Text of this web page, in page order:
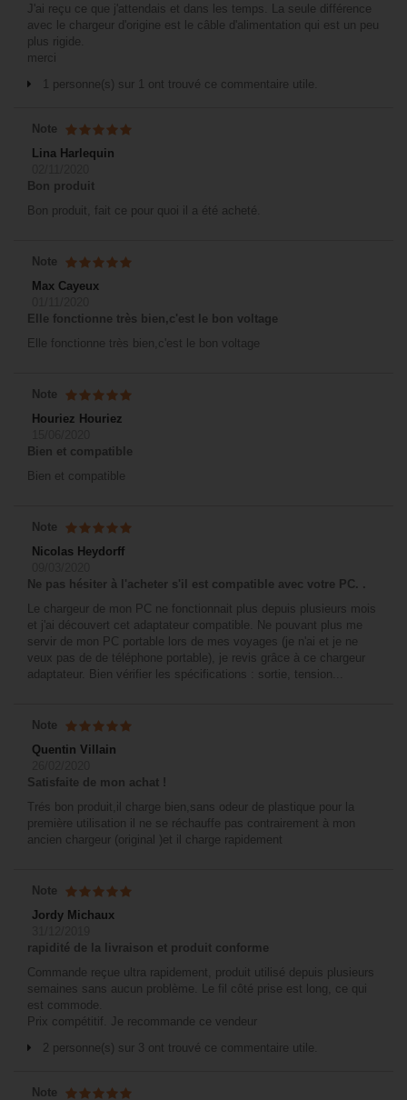
J'ai reçu ce que j'attendais et dans les temps. La seule différence
avec le chargeur d'origine est le câble d'alimentation qui est un peu
plus rigide.
merci
1 personne(s) sur 1 ont trouvé ce commentaire utile.
Note
Lina Harlequin
Bon produit
Bon produit, fait ce pour quoi il a été acheté.
Note
Max Cayeux
Elle fonctionne très bien,c'est le bon voltage
Elle fonctionne très bien,c'est le bon voltage
Note
Houriez Houriez
Bien et compatible
Bien et compatible
Note
Nicolas Heydorff
Ne pas hésiter à l'acheter s'il est compatible avec votre PC. .
Le chargeur de mon PC ne fonctionnait plus depuis plusieurs mois
et j'ai découvert cet adaptateur compatible. Ne pouvant plus me
servir de mon PC portable lors de mes voyages (je n'ai et je ne
veux pas de de téléphone portable), je revis grâce à ce chargeur
adaptateur. Bien vérifier les spécifications : sortie, tension...
Note
Quentin Villain
Satisfaite de mon achat !
Trés bon produit,il charge bien,sans odeur de plastique pour la
première utilisation il ne se réchauffe pas contrairement à mon
ancien chargeur (original )et il charge rapidement
Note
Jordy Michaux
rapidité de la livraison et produit conforme
Commande reçue ultra rapidement, produit utilisé depuis plusieurs
semaines sans aucun problème. Le fil côté prise est long, ce qui
est commode.
Prix compétitif. Je recommande ce vendeur
2 personne(s) sur 3 ont trouvé ce commentaire utile.
Note